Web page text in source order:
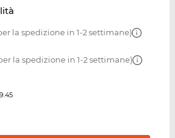
la spedizione in 1-2 settimane)
la spedizione in 1-2 settimane)